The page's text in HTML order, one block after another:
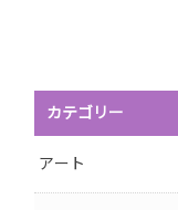
カテゴリー
アート